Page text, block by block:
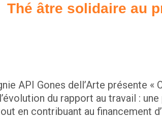
Thé âtre solidaire au
API Gones dell’Arte présente «
du rapport au travail :
en contribuant au financement